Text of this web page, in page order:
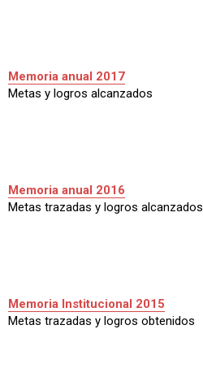
Memoria anual 2017
Metas y logros alcanzados
Memoria anual 2016
Metas trazadas y logros alcanzados
Memoria Institucional 2015
Metas trazadas y logros obtenidos